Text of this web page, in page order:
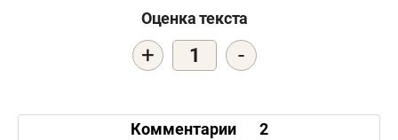
Оценка текста
+ 1 -
Комментарии 2